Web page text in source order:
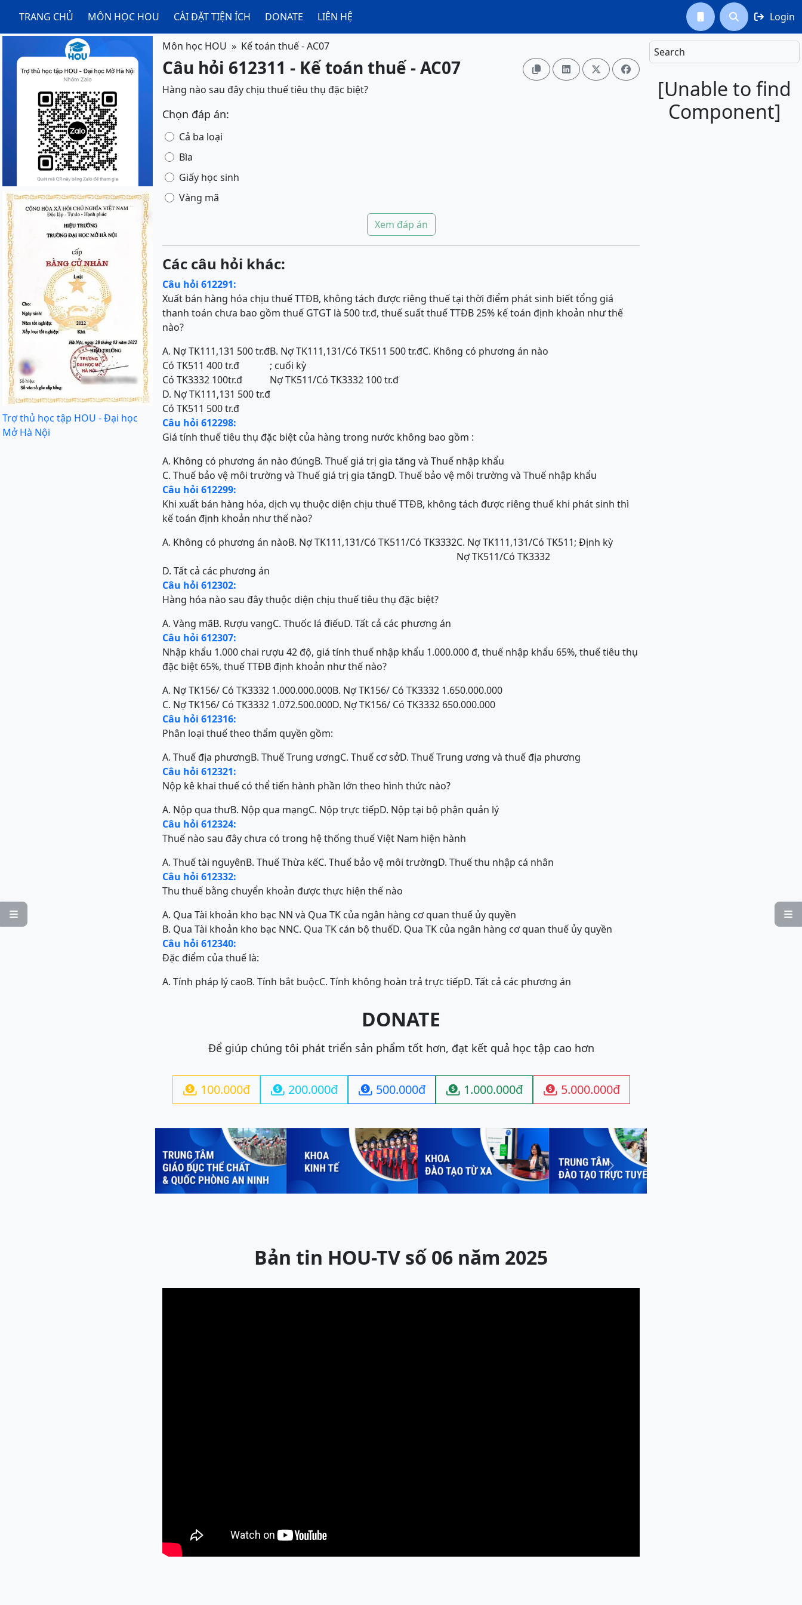
TRANG CHỦ MÔN HỌC HOU CÀI ĐẶT TIỆN ÍCH DONATE LIÊN HỆ   Login

Search
[Unable to find
Component]

Trợ thủ học tập HOU - Đại học
Mở Hà Nội
Môn học HOU Kế toán thuế - AC07
Câu hỏi 612311 - Kế toán thuế - AC07    
Hàng nào sau đây chịu thuế tiêu thụ đặc biệt?
Chọn đáp án:
Cả ba loại
Bìa
Giấy học sinh
Vàng mã
Xem đáp án
Các câu hỏi khác:
Câu hỏi 612291:
Xuất bán hàng hóa chịu thuế TTĐB, không tách được riêng thuế tại thời điểm phát sinh biết tổng giá
thanh toán chưa bao gồm thuế GTGT là 500 tr.đ, thuế suất thuế TTĐB 25% kế toán định khoản như thế
nào?
A. Nợ TK111,131 500 tr.đ
Có TK511 400 tr.đ
Có TK3332 100tr.đ
B. Nợ TK111,131/Có TK511 500 tr.đ
; cuối kỳ
Nợ TK511/Có TK3332 100 tr.đ
C. Không có phương án nào
D. Nợ TK111,131 500 tr.đ
Có TK511 500 tr.đ
Câu hỏi 612298:
Giá tính thuế tiêu thụ đặc biệt của hàng trong nước không bao gồm :
A. Không có phương án nào đúngB. Thuế giá trị gia tăng và Thuế nhập khẩu
C. Thuế bảo vệ môi trường và Thuế giá trị gia tăngD. Thuế bảo vệ môi trường và Thuế nhập khẩu
Câu hỏi 612299:
Khi xuất bán hàng hóa, dịch vụ thuộc diện chịu thuế TTĐB, không tách được riêng thuế khi phát sinh thì
kế toán định khoản như thế nào?
A. Không có phương án nàoB. Nợ TK111,131/Có TK511/Có TK3332C. Nợ TK111,131/Có TK511; Định kỳ
Nợ TK511/Có TK3332
D. Tất cả các phương án
Câu hỏi 612302:
Hàng hóa nào sau đây thuộc diện chịu thuế tiêu thụ đặc biệt?
A. Vàng mãB. Rượu vangC. Thuốc lá điếuD. Tất cả các phương án
Câu hỏi 612307:
Nhập khẩu 1.000 chai rượu 42 độ, giá tính thuế nhập khẩu 1.000.000 đ, thuế nhập khẩu 65%, thuế tiêu thụ
đặc biệt 65%, thuế TTĐB định khoản như thế nào?
A. Nợ TK156/ Có TK3332 1.000.000.000B. Nợ TK156/ Có TK3332 1.650.000.000
C. Nợ TK156/ Có TK3332 1.072.500.000D. Nợ TK156/ Có TK3332 650.000.000
Câu hỏi 612316:
Phân loại thuế theo thẩm quyền gồm:
A. Thuế địa phươngB. Thuế Trung ươngC. Thuế cơ sởD. Thuế Trung ương và thuế địa phương
Câu hỏi 612321:
Nộp kê khai thuế có thể tiến hành phần lớn theo hình thức nào?
A. Nộp qua thưB. Nộp qua mạngC. Nộp trực tiếpD. Nộp tại bộ phận quản lý
Câu hỏi 612324:
Thuế nào sau đây chưa có trong hệ thống thuế Việt Nam hiện hành
A. Thuế tài nguyênB. Thuế Thừa kếC. Thuế bảo vệ môi trườngD. Thuế thu nhập cá nhân
Câu hỏi 612332:
Thu thuế bằng chuyển khoản được thực hiện thế nào
A. Qua Tài khoản kho bạc NN và Qua TK của ngân hàng cơ quan thuế ủy quyền
B. Qua Tài khoản kho bạc NNC. Qua TK cán bộ thuếD. Qua TK của ngân hàng cơ quan thuế ủy quyền
Câu hỏi 612340:
Đặc điểm của thuế là:
A. Tính pháp lý caoB. Tính bắt buộcC. Tính không hoàn trả trực tiếpD. Tất cả các phương án
DONATE
Để giúp chúng tôi phát triển sản phẩm tốt hơn, đạt kết quả học tập cao hơn
 100.000đ  200.000đ  500.000đ  1.000.000đ  5.000.000đ
Previous Next
Bản tin HOU-TV số 06 năm 2025